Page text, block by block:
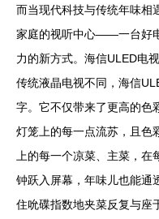
而当现代科技与传统年味相
家庭的视听中心——一台好
力的新方式。海信ULED电
传统液晶电视不同，海信
字。它不仅带来了更高的色
灯笼上的每一点流苏，且色
上的每一个凉菜、主菜，
钟跃入屏幕，年味儿也能通
住吮碟指数地夹菜反复与座